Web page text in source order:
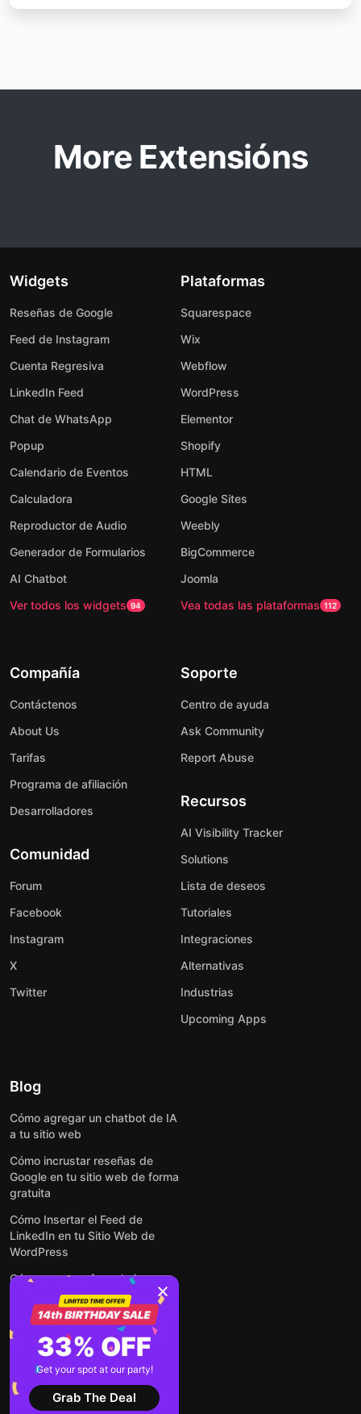
More Extensións
Widgets
Reseñas de Google
Feed de Instagram
Cuenta Regresiva
LinkedIn Feed
Chat de WhatsApp
Popup
Calendario de Eventos
Calculadora
Reproductor de Audio
Generador de Formularios
AI Chatbot
Ver todos los widgets 94
Plataformas
Squarespace
Wix
Webflow
WordPress
Elementor
Shopify
HTML
Google Sites
Weebly
BigCommerce
Joomla
Vea todas las plataformas 112
Compañía
Contáctenos
About Us
Tarifas
Programa de afiliación
Desarrolladores
Comunidad
Forum
Facebook
Instagram
X
Twitter
Soporte
Centro de ayuda
Ask Community
Report Abuse
Recursos
AI Visibility Tracker
Solutions
Lista de deseos
Tutoriales
Integraciones
Alternativas
Industrias
Upcoming Apps
Blog
Cómo agregar un chatbot de IA
a tu sitio web
Cómo incrustar reseñas de
Google en tu sitio web de forma
gratuita
Cómo Insertar el Feed de
LinkedIn en tu Sitio Web de
WordPress
Cómo crear un formulario para
WordPress: de manera simple y
rápida
Cómo incrustar formularios en
cualquier sitio web en línea y
gratis
Ver todas las entradas
33% OFF
Get your spot at our party!
Grab The Deal